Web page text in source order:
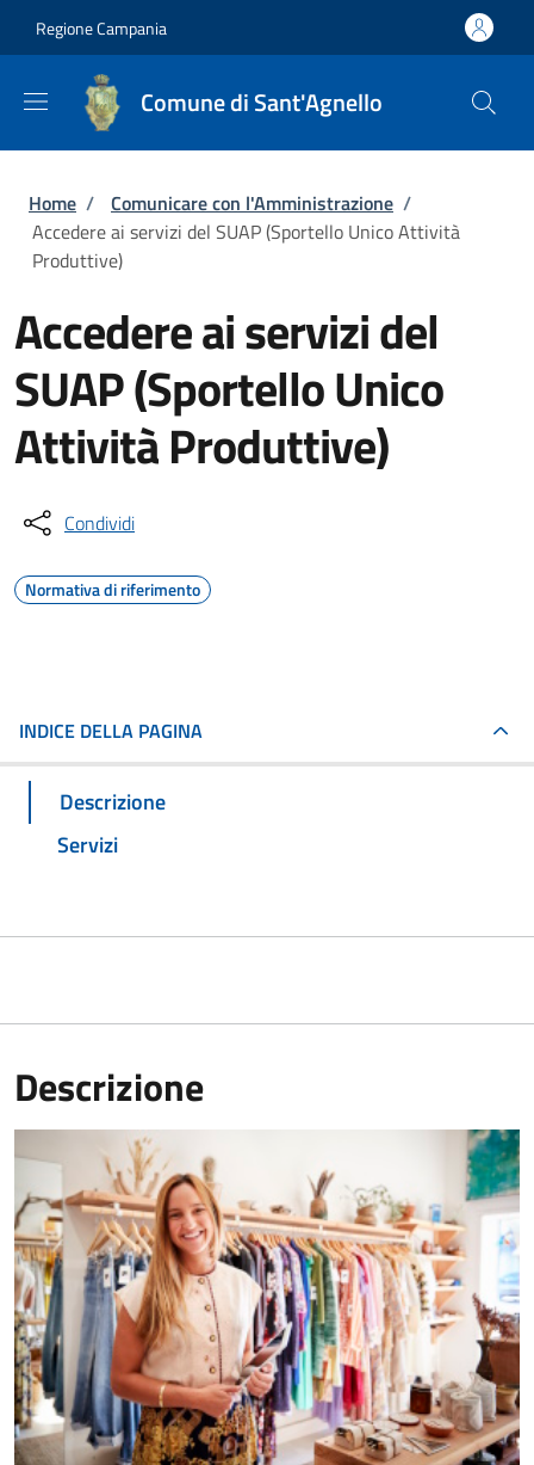
Regione Campania
Comune di Sant'Agnello
Briciole di pane
Home / Comunicare con l'Amministrazione /
Accedere ai servizi del SUAP (Sportello Unico Attività
Produttive)
Accedere ai servizi del
SUAP (Sportello Unico
Attività Produttive)
Condividi
Normativa di riferimento
INDICE DELLA PAGINA
Descrizione
Servizi
Descrizione